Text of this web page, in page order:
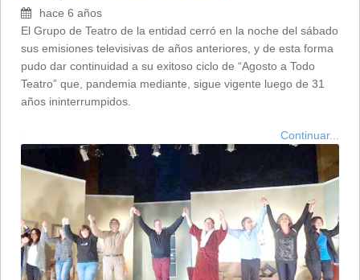
hace 6 años
El Grupo de Teatro de la entidad cerró en la noche del sábado
sus emisiones televisivas de años anteriores, y de esta forma
pudo dar continuidad a su exitoso ciclo de “Agosto a Todo
Teatro” que, pandemia mediante, sigue vigente luego de 31
años ininterrumpidos.
Continuar...